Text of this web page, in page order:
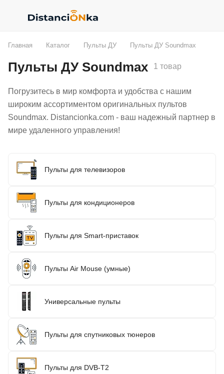
Главная Каталог Пульты ДУ Пульты ДУ Soundmax
Пульты ДУ Soundmax 1 товар
Погрузитесь в мир комфорта и удобства с нашим
широким ассортиментом оригинальных пультов
Soundmax. Distancionka.com - ваш надежный партнер в
мире удаленного управления!
Пульты для телевизоров
Пульты для кондиционеров
Пульты для Smart-приставок
Пульты Air Mouse (умные)
Универсальные пульты
Пульты для спутниковых тюнеров
Пульты для DVB-T2